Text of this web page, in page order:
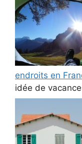
endroits en
idée de